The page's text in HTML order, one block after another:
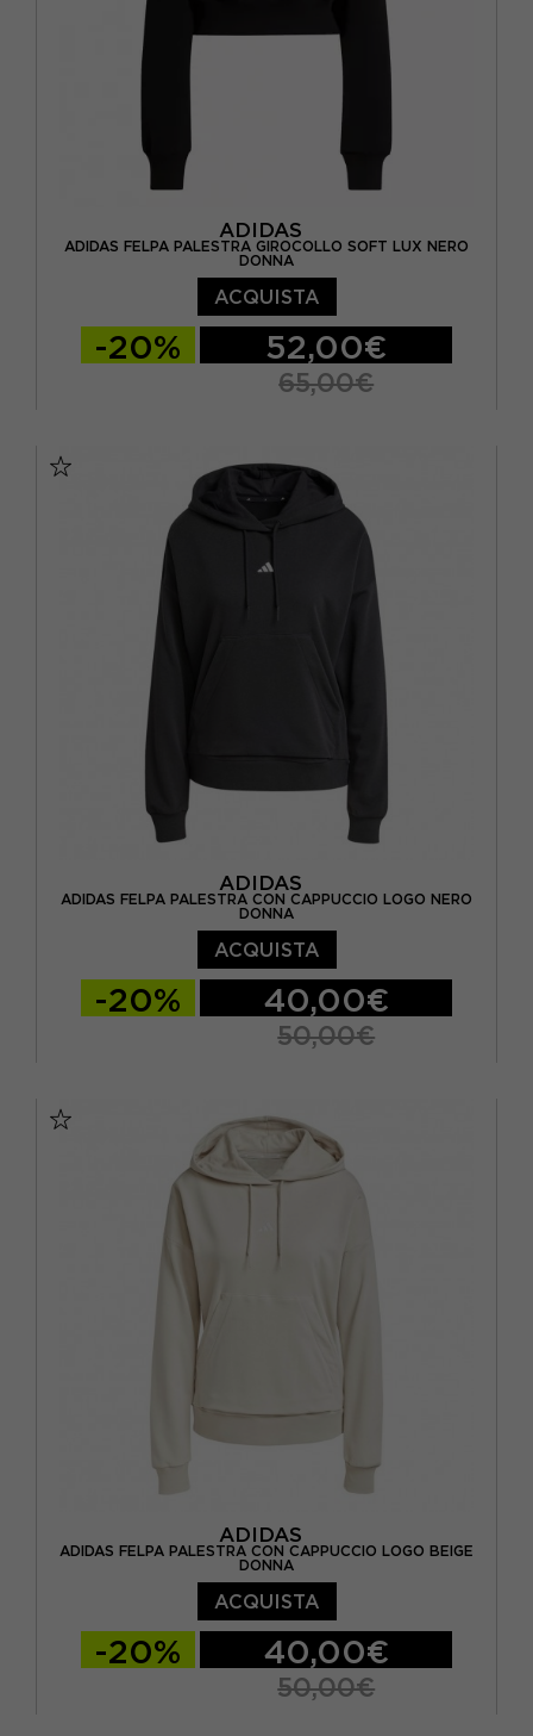
ADIDAS
ADIDAS FELPA PALESTRA GIROCOLLO SOFT LUX NERO
DONNA
ACQUISTA
-20% 52,00€
65,00€
ADIDAS
ADIDAS FELPA PALESTRA CON CAPPUCCIO LOGO NERO
DONNA
ACQUISTA
-20% 40,00€
50,00€
ADIDAS
ADIDAS FELPA PALESTRA CON CAPPUCCIO LOGO BEIGE
DONNA
ACQUISTA
-20% 40,00€
50,00€